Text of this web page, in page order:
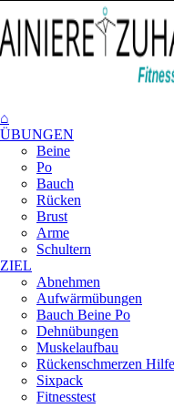
⌂
ÜBUNGEN
Beine
Po
Bauch
Rücken
Brust
Arme
Schultern
ZIEL
Abnehmen
Aufwärmübungen
Bauch Beine Po
Dehnübungen
Muskelaufbau
Rückenschmerzen Hilfe
Sixpack
Fitnesstest